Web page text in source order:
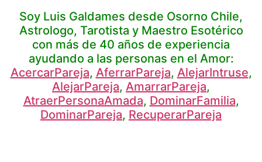
Soy Luis Galdames desde Osorno Chile,
Astrologo, Tarotista y Maestro Esotérico
con más de 40 años de experiencia
ayudando a las personas en el Amor:
AcercarPareja, AferrarPareja, AlejarIntruse,
AlejarPareja, AmarrarPareja,
AtraerPersonaAmada, DominarFamilia,
DominarPareja, RecuperarPareja